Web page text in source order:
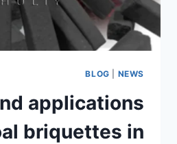
BLOG NEWS
applications
briquettes in